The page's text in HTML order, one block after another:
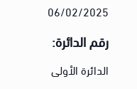
06/02/2025
رقم الدائرة:
الدائرة الأولى